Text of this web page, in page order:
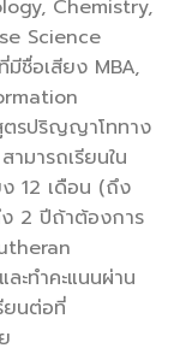
Chemistry,
Science
ชื่อเสียง MBA,
ตรปริญญาโททาง
มารถเรียนใน
ง 12 เดือน (ถึง
ง 2 ปีถ้าต้องการ
ะทำคะแนนผ่าน
ยนต่อที่